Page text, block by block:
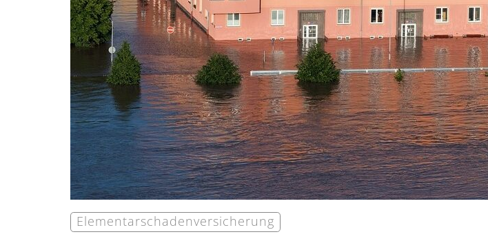
Elementarschadenversicherung